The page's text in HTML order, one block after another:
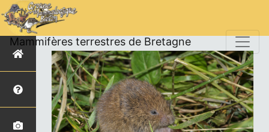
Mammifères terrestres de Bretagne